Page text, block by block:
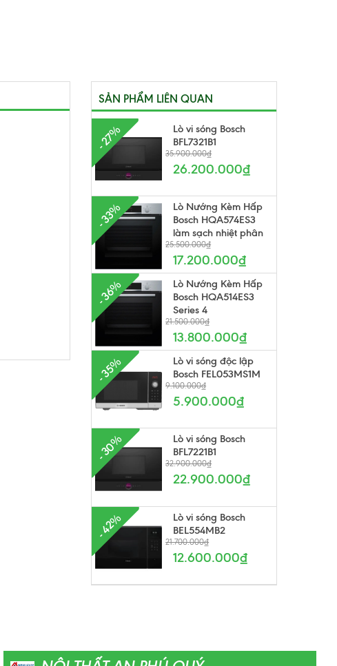
SẢN PHẨM LIÊN QUAN
- 27%
Lò vi sóng Bosch
BFL7321B1
35.900.000₫
26.200.000₫
- 33%
Lò Nướng Kèm Hấp
Bosch HQA574ES3
làm sạch nhiệt phân
25.500.000₫
17.200.000₫
- 36%
Lò Nướng Kèm Hấp
Bosch HQA514ES3
Series 4
21.500.000₫
13.800.000₫
- 35%
Lò vi sóng độc lập
Bosch FEL053MS1M
9.100.000₫
5.900.000₫
- 30%
Lò vi sóng Bosch
BFL7221B1
32.900.000₫
22.900.000₫
- 42%
Lò vi sóng Bosch
BEL554MB2
21.700.000₫
12.600.000₫